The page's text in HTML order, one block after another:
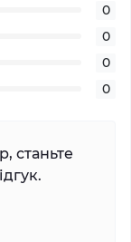
0
0
0
0
станьте